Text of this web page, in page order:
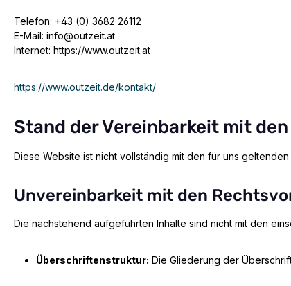
Telefon: +43 (0) 3682 26112
E-Mail: info@outzeit.at
Internet: https://www.outzeit.at
https://www.outzeit.de/kontakt/
Stand der Vereinbarkeit mit
Diese Website ist nicht vollständig mit den für uns
Unvereinbarkeit mit den
Die nachstehend aufgeführten Inhalte sind nicht mit den
Überschriftenstruktur: Die Gliederung der